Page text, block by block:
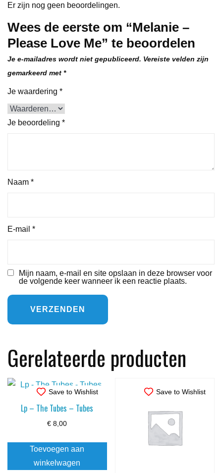
Er zijn nog geen beoordelingen.
Wees de eerste om “Melanie –
Please Love Me” te beoordelen
Je e-mailadres wordt niet gepubliceerd. Vereiste velden zijn
gemarkeerd met *
Je waardering *
Je beoordeling *
Naam *
E-mail *
Mijn naam, e-mail en site opslaan in deze browser voor
de volgende keer wanneer ik een reactie plaats.
Gerelateerde producten
Save to Wishlist
Lp – The Tubes – Tubes
€ 8,00
Toevoegen aan
winkelwagen
Save to Wishlist